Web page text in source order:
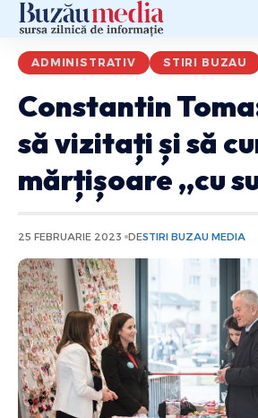
ADMINISTRATIV STIRI BUZAU
Constantin
să vizitați și să
mărțișoare ,,cu
25 FEBRUARIE 2023 DESTIRI BUZAU MEDIA